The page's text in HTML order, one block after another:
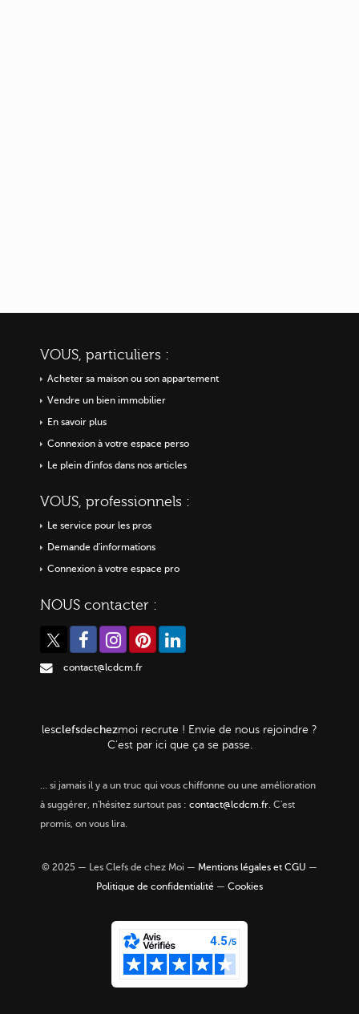
VOUS, particuliers :
Acheter sa maison ou son appartement
Vendre un bien immobilier
En savoir plus
Connexion à votre espace perso
Le plein d'infos dans nos articles
VOUS, professionnels :
Le service pour les pros
Demande d'informations
Connexion à votre espace pro
NOUS contacter :
contact@lcdcm.fr
lesclefsdechezmoi recrute ! Envie de nous rejoindre ?
C'est par ici que ça se passe.
… si jamais il y a un truc qui vous chiffonne ou une amélioration
à suggérer, n'hésitez surtout pas : contact@lcdcm.fr. C'est
promis, on vous lira.
© 2025 — Les Clefs de chez Moi — Mentions légales et CGU —
Politique de confidentialité — Cookies